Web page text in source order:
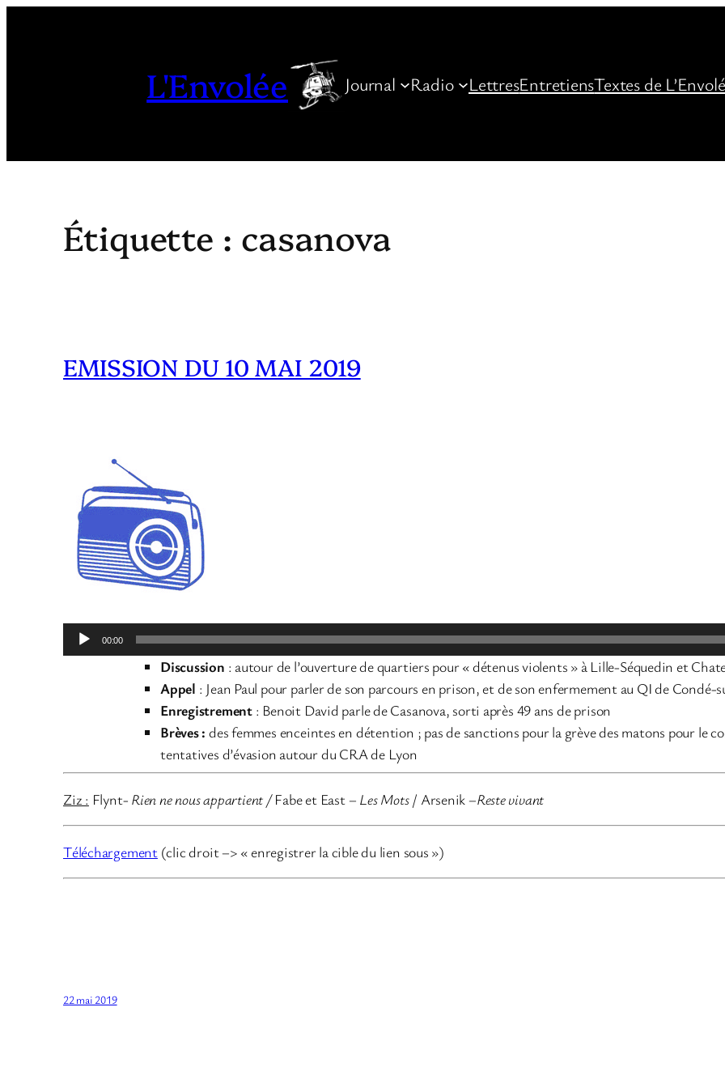
L'Envolée Journal Radio LettresEntretiensTextes de
Étiquette : casanova
EMISSION DU 10 MAI 2019
Lecteur
audio
00:00
Discussion : autour de l’ouverture de quartiers pour « détenus violents » à Lille-Séquedin et
Appel : Jean Paul pour parler de son parcours en prison, et de son enfermement au QI de Condé-
Enregistrement : Benoit David parle de Casanova, sorti après 49 ans de prison
Brèves : des femmes enceintes en détention ; pas de sanctions pour la grève des matons pour le
tentatives d’évasion autour du CRA de Lyon
Ziz : Flynt- Rien ne nous appartient /Fabe et East – Les Mots/ Arsenik –Reste vivant
Téléchargement(clic droit –> « enregistrer la cible du lien sous »)
22 mai 2019